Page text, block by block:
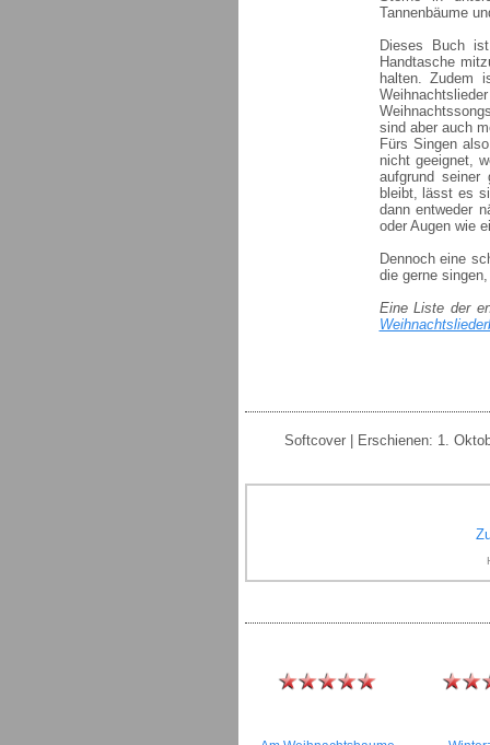
Tannenbäume
Dieses Buch
Handtasche
halten. Zudem
sind aber auch
Fürs Singen
nicht geeignet,
aufgrund
bleibt, lässt es
dann entweder
oder Augen wie
Dennoch eine
die gerne
Eine Liste der
Softcover | Erschienen: 1.